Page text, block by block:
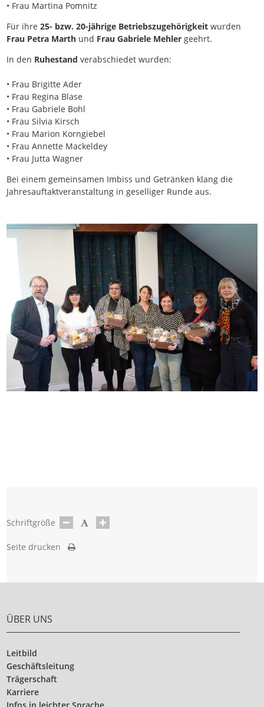
• Frau Martina Pomnitz
Für ihre25- bzw. 20-jährige Betriebszugehörigkeit wurden
Frau Petra Marth und Frau Gabriele Mehler geehrt.
In den Ruhestandverabschiedet wurden:
• Frau Brigitte Ader
• Frau Regina Blase
• Frau Gabriele Bohl
• Frau Silvia Kirsch
• Frau Marion Korngiebel
• Frau Annette Mackeldey
• Frau Jutta Wagner
Bei einem gemeinsamen Imbiss und Getränken klang die
Jahresauftaktveranstaltung in geselliger Runde aus.
Schriftgröße
Seite drucken
ÜBER UNS
Leitbild
Geschäftsleitung
Trägerschaft
Karriere